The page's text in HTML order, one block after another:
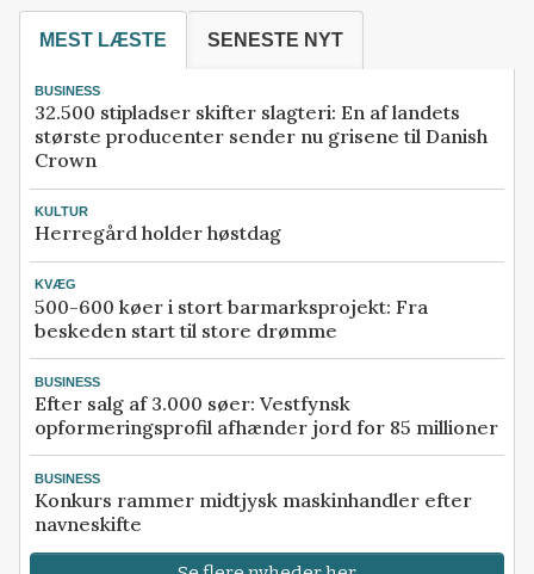
MEST LÆSTE SENESTE NYT
BUSINESS
32.500 stipladser skifter slagteri: En af landets
største producenter sender nu grisene til Danish
Crown
KULTUR
Herregård holder høstdag
KVÆG
500-600 køer i stort barmarksprojekt: Fra
beskeden start til store drømme
BUSINESS
Efter salg af 3.000 søer: Vestfynsk
opformeringsprofil afhænder jord for 85 millioner
BUSINESS
Konkurs rammer midtjysk maskinhandler efter
navneskifte